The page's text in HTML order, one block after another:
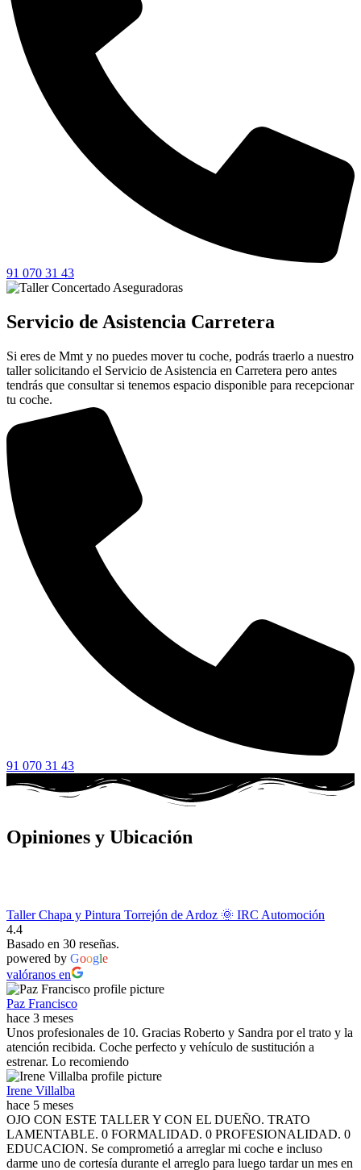
91 070 31 43
Servicio de Asistencia Carretera
Si eres de Mmt y no puedes mover tu coche, podrás traerlo a nuestro
taller solicitando el Servicio de Asistencia en Carretera pero antes
tendrás que consultar si tenemos espacio disponible para recepcionar
tu coche.
91 070 31 43
Opiniones y Ubicación
Taller Chapa y Pintura Torrejón de Ardoz 🌞 IRC Automoción
4.4
Basado en 30 reseñas.
powered by Google
valóranos en
Paz Francisco
hace 3 meses
Unos profesionales de 10. Gracias Roberto y Sandra por el trato y la
atención recibida. Coche perfecto y vehículo de sustitución a
estrenar. Lo recomiendo
Irene Villalba
hace 5 meses
OJO CON ESTE TALLER Y CON EL DUEÑO. TRATO
LAMENTABLE. 0 FORMALIDAD. 0 PROFESIONALIDAD. 0
EDUCACION. Se comprometió a arreglar mi coche e incluso
darme uno de cortesía durante el arreglo para luego tardar un mes en